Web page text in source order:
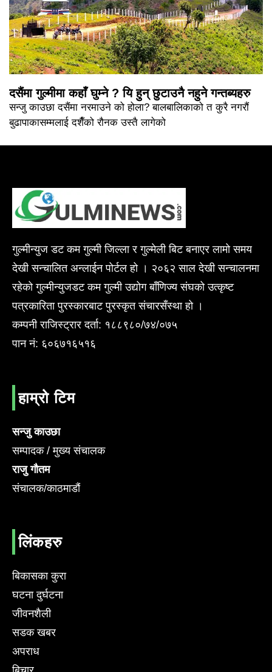
दसैंमा गुल्मीमा कहाँ घुम्ने ? यि हुन् छुटाउनै नहुने गन्तब्यहरु
सन्जु काउछा दसैंमा नरमाउने को होला? बालबालिकाको त कुरै नगरौं
बुढापाकासम्मलाई दशैँको रौनक उस्तै लागेको
गुल्मीन्युज डट कम गुल्मी जिल्ला र गुल्मेली बिट बनाएर लामो समय
देखी सन्चालित अन्लाईन पोर्टल हो । २०६२ साल देखी सन्चालनमा
रहेको गुल्मीन्युजडट कम गुल्मी उद्योग बाँणिज्य संघको उत्कृष्ट
पत्रकारिता पुरस्कारबाट पुरस्कृत संचारसँस्था हो ।
कम्पनी राजिस्ट्रार दर्ता: १८८९८०/७४/०७५
पान नं: ६०६७१६५१६
हाम्रो टिम
सन्जु काउछा
सम्पादक / मुख्य संचालक
राजु गौतम
संचालक/काठमाडौं
लिंकहरु
बिकासका कुरा
घटना दुर्घटना
जीवनशैली
सडक खबर
अपराध